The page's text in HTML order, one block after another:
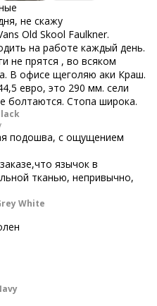
не скажу
Old Skool Faulkner.
на работе каждый день.
не прятся , во всяком
В офисе щеголяю аки Краш.
евро, это 290 мм. сели
болтаются. Стопа широка.
подошва, с ощущением
язычок в
тканью, непривычно,
White